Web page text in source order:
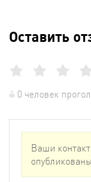
Оставить
0 человек
Ваши